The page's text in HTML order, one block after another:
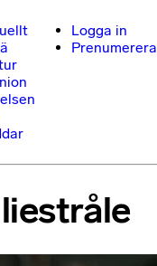
Logga in
Prenumerera